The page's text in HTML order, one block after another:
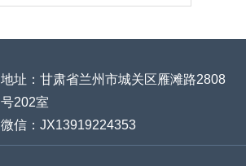
地址：甘肃省兰州市城关区雁滩路2808
号202室
微信：JX13919224353